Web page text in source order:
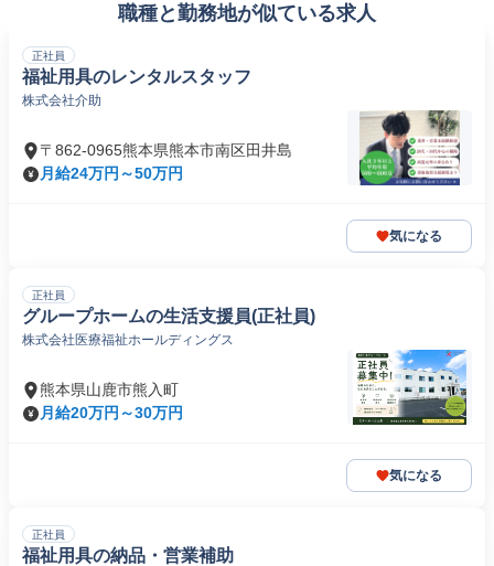
職種と勤務地が似ている求人
正社員
福祉用具のレンタルスタッフ
株式会社介助
〒862-0965熊本県熊本市南区田井島
月給24万円～50万円
気になる
正社員
グループホームの生活支援員(正社員)
株式会社医療福祉ホールディングス
熊本県山鹿市熊入町
月給20万円～30万円
気になる
正社員
福祉用具の納品・営業補助